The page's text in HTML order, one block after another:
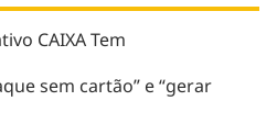
CAIXA Tem
sem cartão” e “gerar